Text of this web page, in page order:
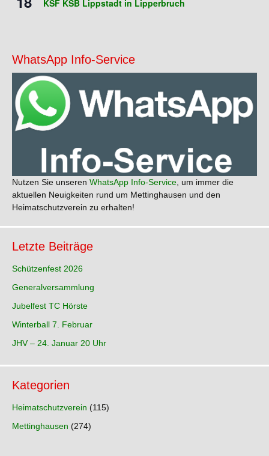
KSF KSB Lippstadt in Lipperbruch
WhatsApp Info-Service
Nutzen Sie unseren WhatsApp Info-Service , um immer die
aktuellen Neuigkeiten rund um Mettinghausen und den
Heimatschutzverein zu erhalten!
Letzte Beiträge
Schützenfest 2026
Generalversammlung
Jubelfest TC Hörste
Winterball 7. Februar
JHV – 24. Januar 20 Uhr
Kategorien
Heimatschutzverein (115)
Mettinghausen (274)